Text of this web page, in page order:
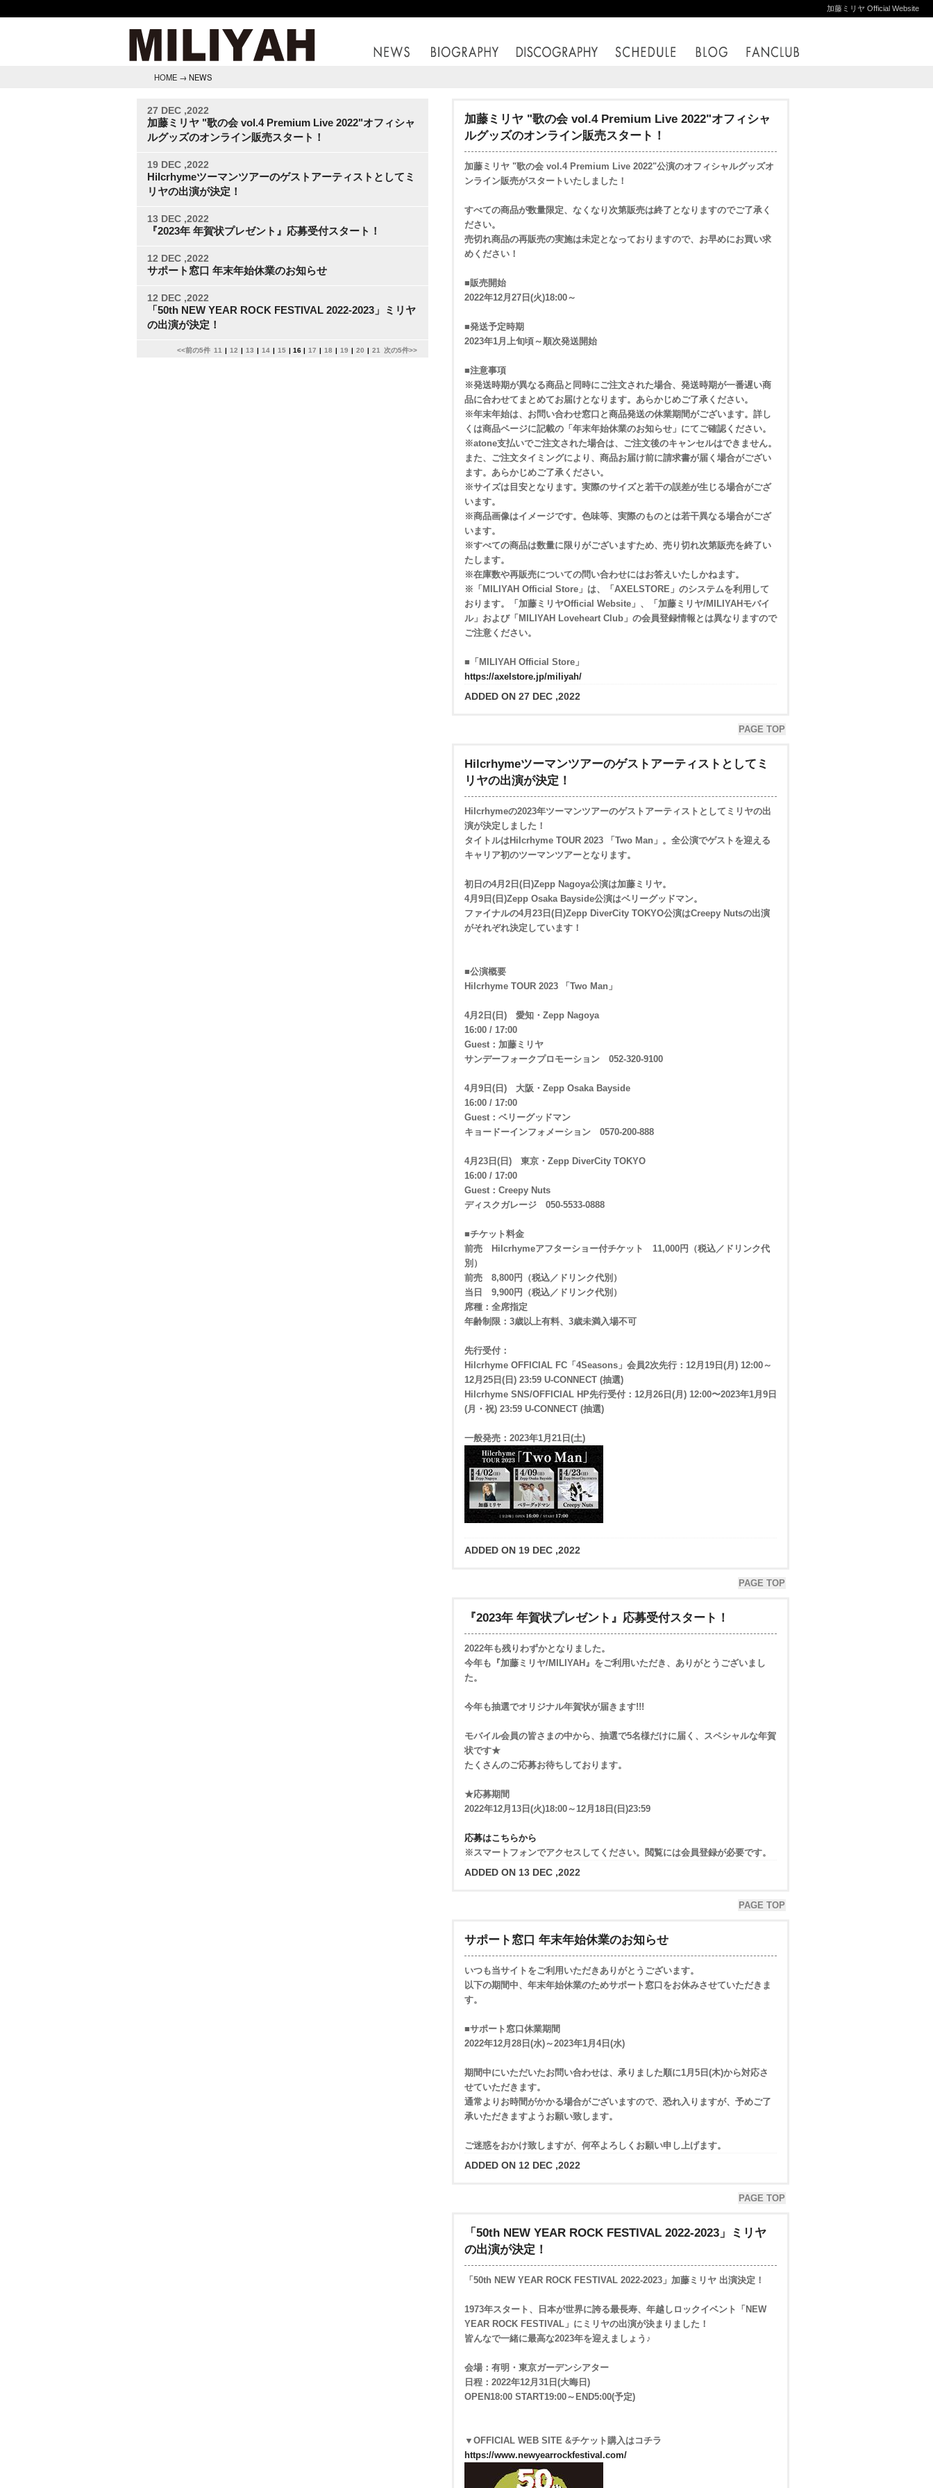
加藤ミリヤ Official Website
HOME → NEWS
27 DEC ,2022
加藤ミリヤ "歌の会 vol.4 Premium Live 2022"オフィシャ
ルグッズのオンライン販売スタート！
19 DEC ,2022
Hilcrhymeツーマンツアーのゲストアーティストとしてミ
リヤの出演が決定！
13 DEC ,2022
『2023年 年賀状プレゼント』応募受付スタート！
12 DEC ,2022
サポート窓口 年末年始休業のお知らせ
12 DEC ,2022
「50th NEW YEAR ROCK FESTIVAL 2022-2023」ミリヤ
の出演が決定！
<<前の5件 11 | 12 | 13 | 14 | 15 | 16 | 17 | 18 | 19 | 20 | 21 次の5件>>
加藤ミリヤ "歌の会 vol.4 Premium Live 2022"オフィシャ
ルグッズのオンライン販売スタート！
加藤ミリヤ "歌の会 vol.4 Premium Live 2022"公演のオフィシャルグッズオ
ンライン販売がスタートいたしました！
すべての商品が数量限定、なくなり次第販売は終了となりますのでご了承く
ださい。
売切れ商品の再販売の実施は未定となっておりますので、お早めにお買い求
めください！
■販売開始
2022年12月27日(火)18:00～
■発送予定時期
2023年1月上旬頃～順次発送開始
■注意事項
※発送時期が異なる商品と同時にご注文された場合、発送時期が一番遅い商
品に合わせてまとめてお届けとなります。あらかじめご了承ください。
※年末年始は、お問い合わせ窓口と商品発送の休業期間がございます。詳し
くは商品ページに記載の「年末年始休業のお知らせ」にてご確認ください。
※atone支払いでご注文された場合は、ご注文後のキャンセルはできません。
また、ご注文タイミングにより、商品お届け前に請求書が届く場合がござい
ます。あらかじめご了承ください。
※サイズは目安となります。実際のサイズと若干の誤差が生じる場合がござ
います。
※商品画像はイメージです。色味等、実際のものとは若干異なる場合がござ
います。
※すべての商品は数量に限りがございますため、売り切れ次第販売を終了い
たします。
※在庫数や再販売についての問い合わせにはお答えいたしかねます。
※「MILIYAH Official Store」は、「AXELSTORE」のシステムを利用して
おります。「加藤ミリヤOfficial Website」、「加藤ミリヤ/MILIYAHモバイ
ル」および「MILIYAH Loveheart Club」の会員登録情報とは異なりますので
ご注意ください。
■「MILIYAH Official Store」
https://axelstore.jp/miliyah/
ADDED ON 27 DEC ,2022
PAGE TOP
Hilcrhymeツーマンツアーのゲストアーティストとしてミ
リヤの出演が決定！
Hilcrhymeの2023年ツーマンツアーのゲストアーティストとしてミリヤの出
演が決定しました！
タイトルはHilcrhyme TOUR 2023 「Two Man」。全公演でゲストを迎える
キャリア初のツーマンツアーとなります。
初日の4月2日(日)Zepp Nagoya公演は加藤ミリヤ。
4月9日(日)Zepp Osaka Bayside公演はベリーグッドマン。
ファイナルの4月23日(日)Zepp DiverCity TOKYO公演はCreepy Nutsの出演
がそれぞれ決定しています！
■公演概要
Hilcrhyme TOUR 2023 「Two Man」
4月2日(日) 愛知・Zepp Nagoya
16:00 / 17:00
Guest：加藤ミリヤ
サンデーフォークプロモーション 052-320-9100
4月9日(日) 大阪・Zepp Osaka Bayside
16:00 / 17:00
Guest：ベリーグッドマン
キョードーインフォメーション 0570-200-888
4月23日(日) 東京・Zepp DiverCity TOKYO
16:00 / 17:00
Guest：Creepy Nuts
ディスクガレージ 050-5533-0888
■チケット料金
前売 Hilcrhymeアフターショー付チケット 11,000円（税込／ドリンク代
別）
前売 8,800円（税込／ドリンク代別）
当日 9,900円（税込／ドリンク代別）
席種：全席指定
年齢制限：3歳以上有料、3歳未満入場不可
先行受付：
Hilcrhyme OFFICIAL FC「4Seasons」会員2次先行：12月19日(月) 12:00～
12月25日(日) 23:59 U-CONNECT (抽選)
Hilcrhyme SNS/OFFICIAL HP先行受付：12月26日(月) 12:00〜2023年1月9日
(月・祝) 23:59 U-CONNECT (抽選)
一般発売：2023年1月21日(土)
ADDED ON 19 DEC ,2022
PAGE TOP
『2023年 年賀状プレゼント』応募受付スタート！
2022年も残りわずかとなりました。
今年も『加藤ミリヤ/MILIYAH』をご利用いただき、ありがとうございまし
た。
今年も抽選でオリジナル年賀状が届きます!!!
モバイル会員の皆さまの中から、抽選で5名様だけに届く、スペシャルな年賀
状です★
たくさんのご応募お待ちしております。
★応募期間
2022年12月13日(火)18:00～12月18日(日)23:59
応募はこちらから
※スマートフォンでアクセスしてください。閲覧には会員登録が必要です。
ADDED ON 13 DEC ,2022
PAGE TOP
サポート窓口 年末年始休業のお知らせ
いつも当サイトをご利用いただきありがとうございます。
以下の期間中、年末年始休業のためサポート窓口をお休みさせていただきま
す。
■サポート窓口休業期間
2022年12月28日(水)～2023年1月4日(水)
期間中にいただいたお問い合わせは、承りました順に1月5日(木)から対応さ
せていただきます。
通常よりお時間がかかる場合がございますので、恐れ入りますが、予めご了
承いただきますようお願い致します。
ご迷惑をおかけ致しますが、何卒よろしくお願い申し上げます。
ADDED ON 12 DEC ,2022
PAGE TOP
「50th NEW YEAR ROCK FESTIVAL 2022-2023」ミリヤ
の出演が決定！
「50th NEW YEAR ROCK FESTIVAL 2022-2023」加藤ミリヤ 出演決定！
1973年スタート、日本が世界に誇る最長寿、年越しロックイベント「NEW
YEAR ROCK FESTIVAL」にミリヤの出演が決まりました！
皆んなで一緒に最高な2023年を迎えましょう♪
会場：有明・東京ガーデンシアター
日程：2022年12月31日(大晦日)
OPEN18:00 START19:00～END5:00(予定)
▼OFFICIAL WEB SITE &チケット購入はコチラ
https://www.newyearrockfestival.com/